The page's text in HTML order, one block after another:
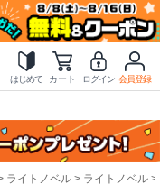
はじめて カート ログイン 会員登録
ライトノベル ライトノベル